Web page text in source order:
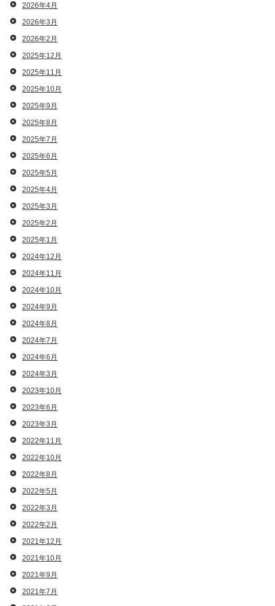
2026年4月
2026年3月
2026年2月
2025年12月
2025年11月
2025年10月
2025年9月
2025年8月
2025年7月
2025年6月
2025年5月
2025年4月
2025年3月
2025年2月
2025年1月
2024年12月
2024年11月
2024年10月
2024年9月
2024年8月
2024年7月
2024年6月
2024年3月
2023年10月
2023年6月
2023年3月
2022年11月
2022年10月
2022年8月
2022年5月
2022年3月
2022年2月
2021年12月
2021年10月
2021年9月
2021年7月